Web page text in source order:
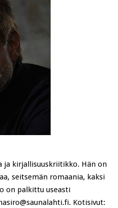
ja kirjallisuuskriitikko. Hän on
seitsemän romaania, kaksi
on palkittu useasti
Kotisivut: